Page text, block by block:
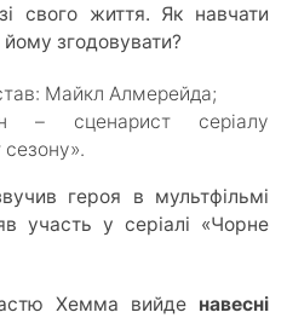
свого життя. Як навчати
згодовувати?
Майкл Алмерейда;
– сценарист серіалу
героя в мультфільмі
участь у серіалі «Чорне
Хемма вийде навесні